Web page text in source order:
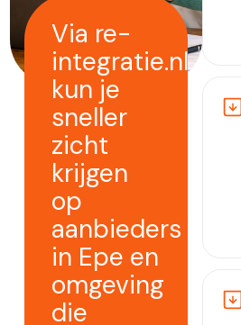
Via re-
integratie.nl
kun je
sneller
zicht
krijgen
op
aanbieders
in Epe en
omgeving
die